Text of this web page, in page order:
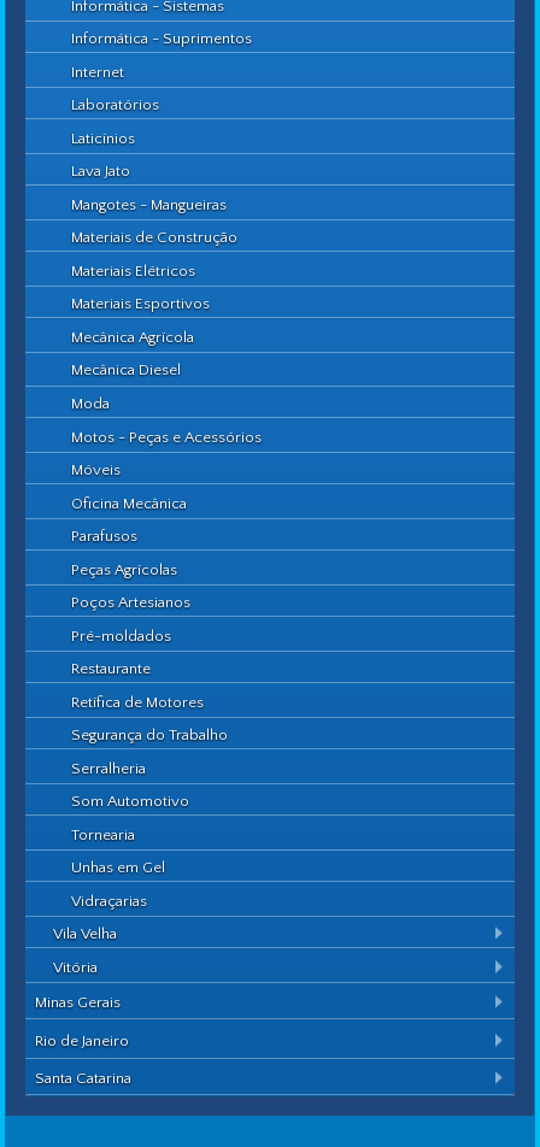
Informática - Sistemas
Informática - Suprimentos
Internet
Laboratórios
Laticínios
Lava Jato
Mangotes - Mangueiras
Materiais de Construção
Materiais Elétricos
Materiais Esportivos
Mecânica Agrícola
Mecânica Diesel
Moda
Motos - Peças e Acessórios
Móveis
Oficina Mecânica
Parafusos
Peças Agrícolas
Poços Artesianos
Pré-moldados
Restaurante
Retífica de Motores
Segurança do Trabalho
Serralheria
Som Automotivo
Tornearia
Unhas em Gel
Vidraçarias
Vila Velha
Vitória
Minas Gerais
Rio de Janeiro
Santa Catarina